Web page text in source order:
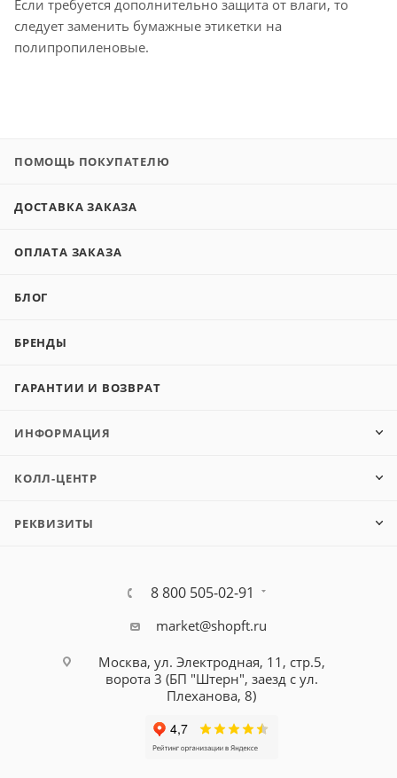
Если требуется дополнительно защита от влаги, то
следует заменить бумажные этикетки на
полипропиленовые.
ПОМОЩЬ ПОКУПАТЕЛЮ
ДОСТАВКА ЗАКАЗА
ОПЛАТА ЗАКАЗА
БЛОГ
БРЕНДЫ
ГАРАНТИИ И ВОЗВРАТ
ИНФОРМАЦИЯ
КОЛЛ-ЦЕНТР
РЕКВИЗИТЫ
8 800 505-02-91
market@shopft.ru
Москва, ул. Электродная, 11, стр.5,
ворота 3 (БП "Штерн", заезд с ул.
Плеханова, 8)